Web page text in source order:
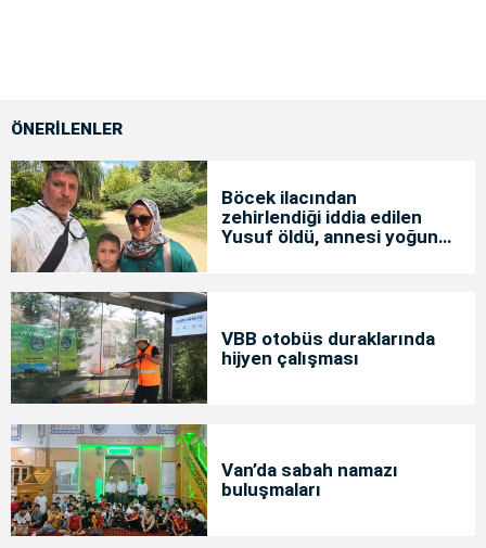
ÖNERİLENLER
Böcek ilacından
zehirlendiği iddia edilen
Yusuf öldü, annesi yoğun
VBB otobüs duraklarında
hijyen çalışması
Van’da sabah namazı
buluşmaları